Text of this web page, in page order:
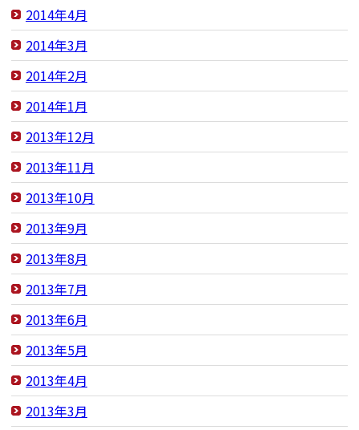
2014年4月
2014年3月
2014年2月
2014年1月
2013年12月
2013年11月
2013年10月
2013年9月
2013年8月
2013年7月
2013年6月
2013年5月
2013年4月
2013年3月